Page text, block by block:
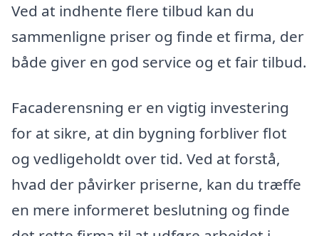
Ved at indhente flere tilbud kan du
sammenligne priser og finde et firma, der
både giver en god service og et fair tilbud.
Facaderensning er en vigtig investering
for at sikre, at din bygning forbliver flot
og vedligeholdt over tid. Ved at forstå,
hvad der påvirker priserne, kan du træffe
en mere informeret beslutning og finde